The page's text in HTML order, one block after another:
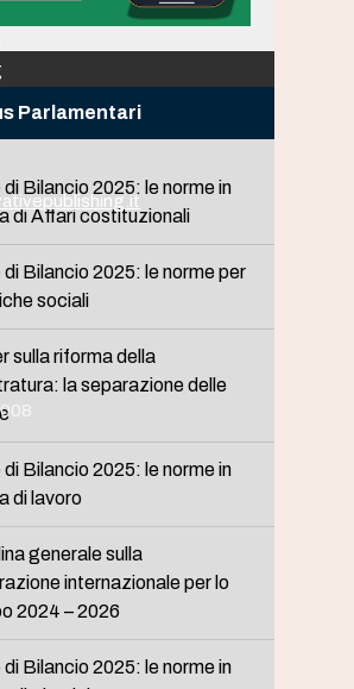
Parlamentari
Bilancio 2025: le norme in
di Affari costituzionali
Bilancio 2025: le norme per
sociali
sulla riforma della
la separazione delle
Bilancio 2025: le norme in
di lavoro
generale sulla
internazionale per lo
2024 – 2026
Bilancio 2025: le norme in